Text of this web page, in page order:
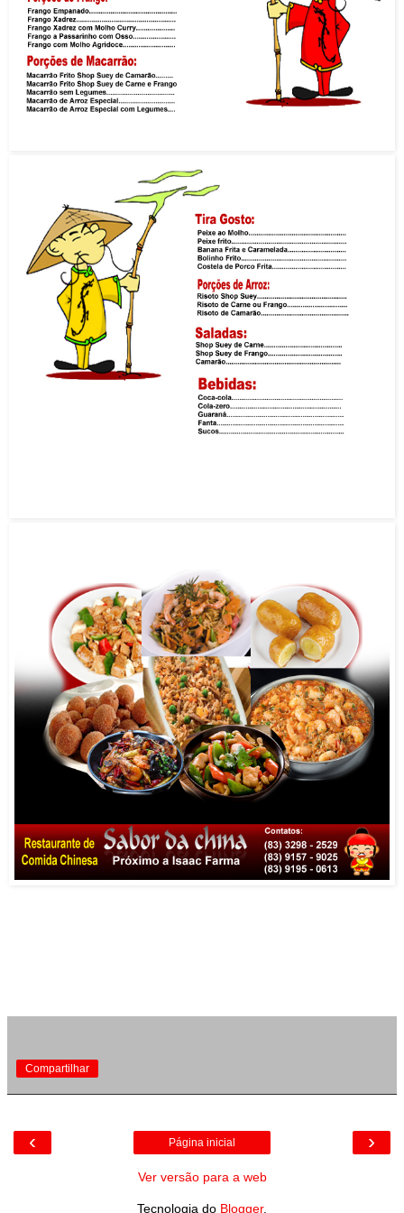
Compartilhar
‹ ›
Página inicial
Ver versão para a web
Tecnologia do Blogger.